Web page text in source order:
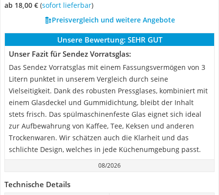
ab 18,00 € ( Sofort lieferbar)
Preisvergleich und weitere Angebote
Unsere Bewertung: SEHR GUT
Unser Fazit für Sendez Vorratsglas:
Das Sendez Vorratsglas mit einem Fassungsvermögen von 3
Litern punktet in unserem Vergleich durch seine
Vielseitigkeit. Dank des robusten Pressglases, kombiniert mit
einem Glasdeckel und Gummidichtung, bleibt der Inhalt
stets frisch. Das spülmaschinenfeste Glas eignet sich ideal
zur Aufbewahrung von Kaffee, Tee, Keksen und anderen
Trockenwaren. Wir schätzen auch die Klarheit und das
schlichte Design, welches in jede Küchenumgebung passt.
08/2026
Technische Details